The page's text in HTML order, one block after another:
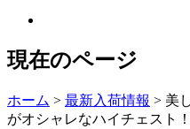
現在のページ
ホーム > 最新入荷情報 > 美
がオシャレなハイチェスト